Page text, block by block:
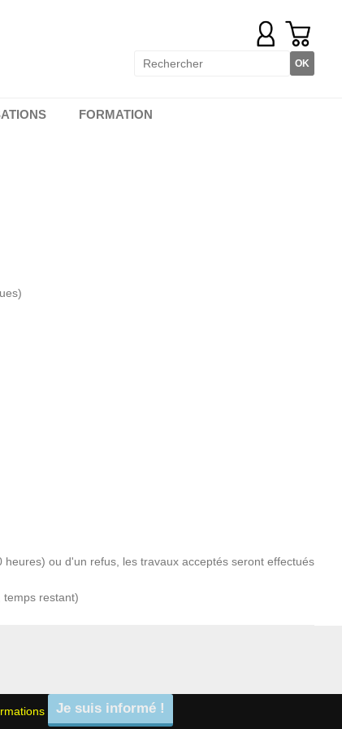
FORMATION
ou d'un refus, les travaux acceptés seront effectués
temps restant)